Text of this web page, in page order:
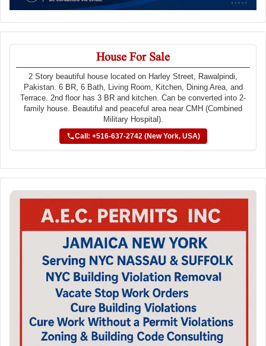
House For Sale
2 Story beautiful house located on Harley Street, Rawalpindi,
Pakistan. 6 BR, 6 Bath, Living Room, Kitchen, Dining Area, and
Terrace. 2nd floor has 3 BR and kitchen. Can be converted into 2-
family house. Beautiful and peaceful area near CMH (Combined
Military Hospital).
Call: +516-637-2742 (New York, USA)